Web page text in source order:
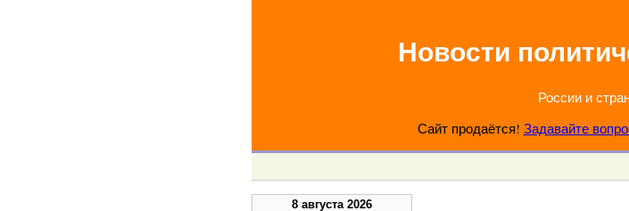
Новости
России и
Сайт продаётся! Задавайте
8 августа 2026